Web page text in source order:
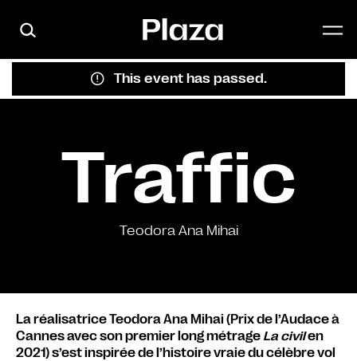
This event has passed.
Traffic
Teodora Ana Mihai
La réalisatrice Teodora Ana Mihai (Prix de l’Audace à
Cannes avec son premier long métrage La civilen
2021) s’est inspirée de l’histoire vraie du célèbre vol